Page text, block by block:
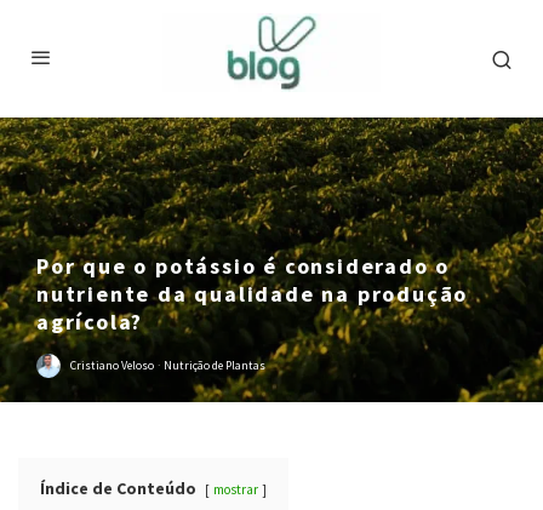
Por que o potássio é considerado o
nutriente da qualidade na produção
agrícola?
Cristiano Veloso · Nutrição de Plantas
Índice de Conteúdo mostrar